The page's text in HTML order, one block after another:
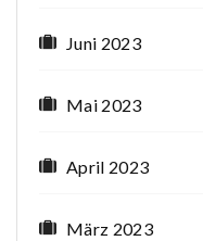
Juni 2023
Mai 2023
April 2023
März 2023